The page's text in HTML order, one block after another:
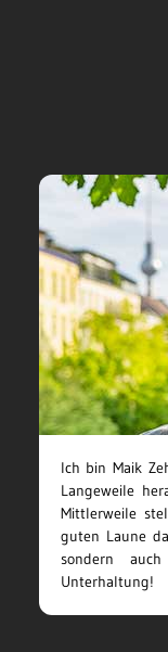
Ich bin Maik
Langeweile
Mittlerweile
guten Laune
sondern
Unterhaltung!